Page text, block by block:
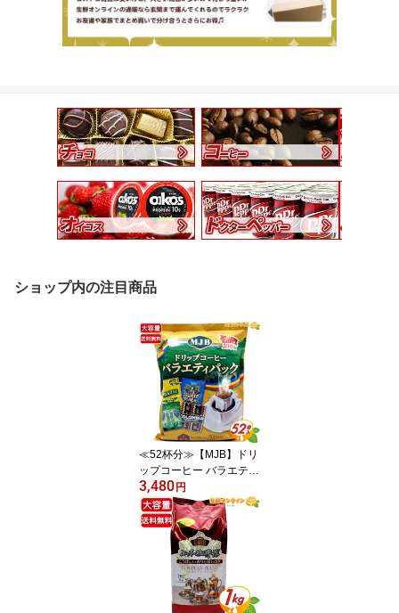
ショップ内の注目商品
≪52杯分≫【MJB】ドリ
ップコーヒー バラエティ
パック 大容量 業務用 ◇4
種類のドリップコーヒー
◇ 珈琲 コーヒーパック
ドリップパック ドリップ
バッグコーヒー MJB DRI
P COFFEE VARIETY【c
ostco コストコ コストコ
通販】★送料無料★
3,480 円